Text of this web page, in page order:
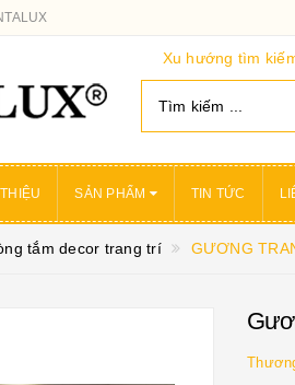
Xu hướng tìm
SẢN PHẨM TIN TỨC
tắm decor trang trí GƯƠNG